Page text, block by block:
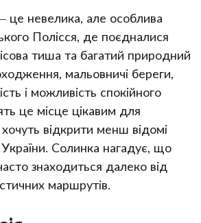
невелика, але особлива
Полісся, де поєдналися
тиша та багатий природний
мальовничі береги,
і можливість спокійного
це місце цікавим для
хочуть відкрити менш відомі
Солинка нагадує, що
знаходиться далеко від
маршрутів.